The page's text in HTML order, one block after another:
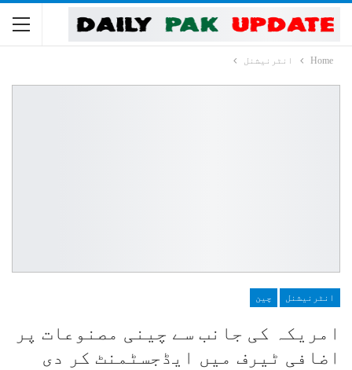
Home انٹرنیشنل
انٹرنیشنل چین
امریکہ کی جانب سے چینی مصنوعات پر
اضافی ٹیرف میں ایڈجسٹمنٹ کر دی